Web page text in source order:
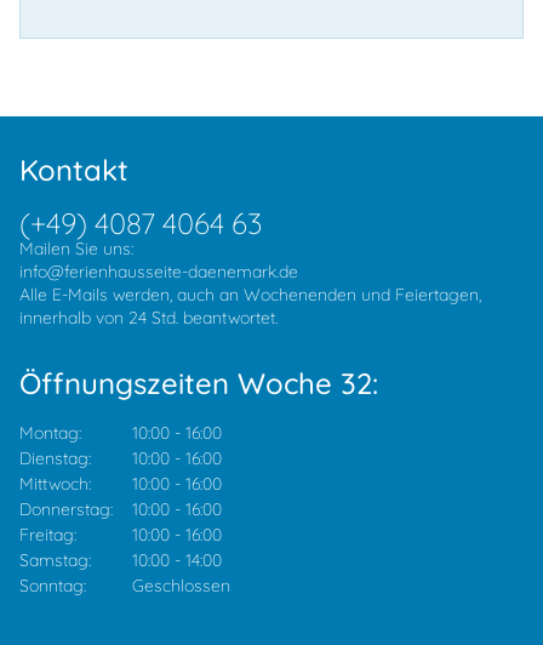
Kontakt
(+49) 4087 4064 63
Mailen Sie uns:
info@ferienhausseite-daenemark.de
Alle E-Mails werden, auch an Wochenenden und Feiertagen,
innerhalb von 24 Std. beantwortet.
Öffnungszeiten Woche 32:
Montag: 10:00 - 16:00
Dienstag:
10:00 - 16:00
Mittwoch:
10:00 - 16:00
Donnerstag:
10:00 - 16:00
Freitag:
10:00 - 16:00
Samstag:
10:00 - 14:00
Sonntag:
Geschlossen